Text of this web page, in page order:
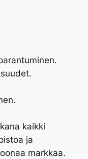
kaikki
ja
markkaa.